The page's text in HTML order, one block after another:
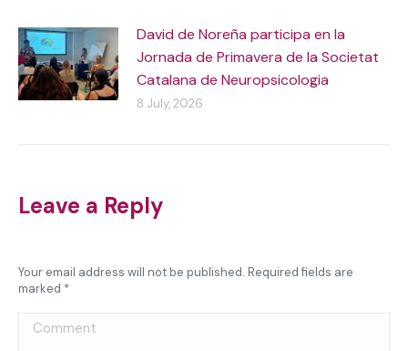
David de Noreña participa en la
Jornada de Primavera de la Societat
Catalana de Neuropsicologia
8 July, 2026
Leave a Reply
Your email address will not be published. Required fields are
marked *
Comment